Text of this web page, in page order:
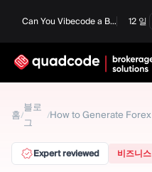
Can You Vibecode a Brokerage Platform? 12 일
홈 /
블로
그
/
Expert reviewed 비즈니스